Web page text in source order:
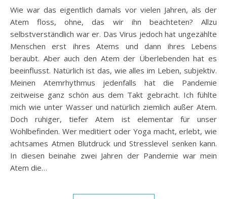
Wie war das eigentlich damals vor vielen Jahren, als der
Atem floss, ohne, das wir ihn beachteten? Allzu
selbstverständlich war er. Das Virus jedoch hat ungezählte
Menschen erst ihres Atems und dann ihres Lebens
beraubt. Aber auch den Atem der Überlebenden hat es
beeinflusst. Natürlich ist das, wie alles im Leben, subjektiv.
Meinen Atemrhythmus jedenfalls hat die Pandemie
zeitweise ganz schön aus dem Takt gebracht. Ich fühlte
mich wie unter Wasser und natürlich ziemlich außer Atem.
Doch ruhiger, tiefer Atem ist elementar für unser
Wohlbefinden. Wer meditiert oder Yoga macht, erlebt, wie
achtsames Atmen Blutdruck und Stresslevel senken kann.
In diesen beinahe zwei Jahren der Pandemie war mein
Atem die…